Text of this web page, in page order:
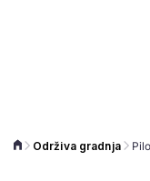
Održiva gradnja